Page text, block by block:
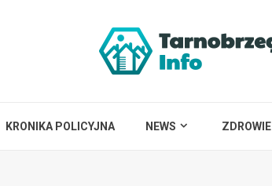
KRONIKA POLICYJNA NEWS ZDROWIE